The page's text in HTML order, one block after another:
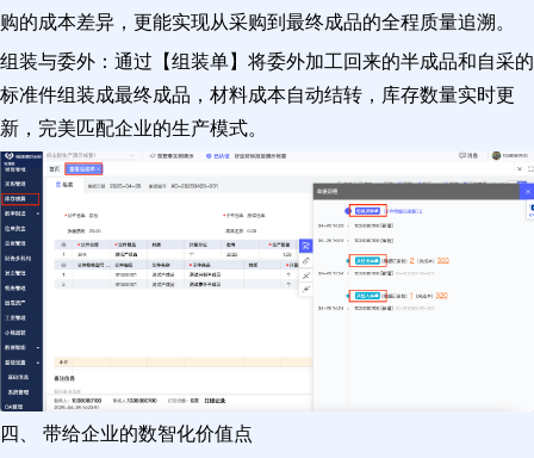
购的成本差异，更能实现从采购到最终成品的全程质量追溯。
组装与委外：通过【组装单】将委外加工回来的半成品和自采的
标准件组装成最终成品，材料成本自动结转，库存数量实时更
新，完美匹配企业的生产模式。
四、 带给企业的数智化价值点